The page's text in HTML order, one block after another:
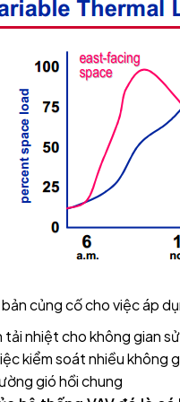
củng cố cho việc áp
tải nhiệt cho không gian
kiểm soát nhiều không
gió hồi chung